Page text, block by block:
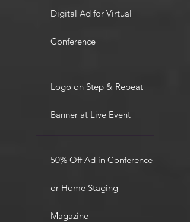
Digital Ad for Virtual
Conference
Logo on Step & Repeat
Banner at Live Event
50% Off Ad in Conference
or Home Staging
Magazine